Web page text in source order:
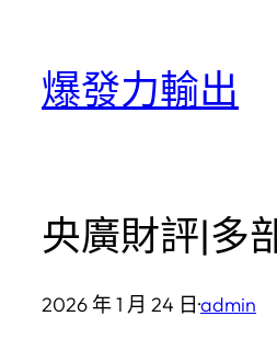
爆發力輸出
央廣財評|多
2026 年 1 月 24 日·admin